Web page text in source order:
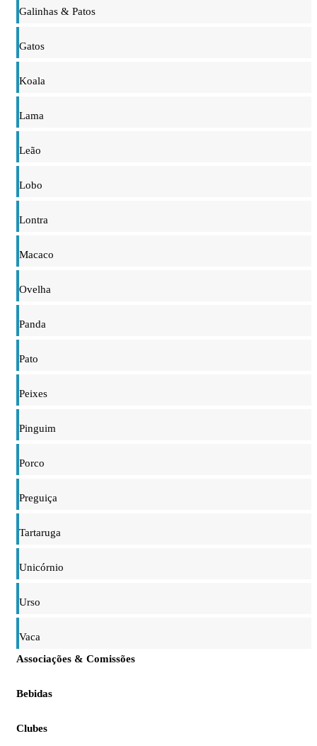
Galinhas & Patos
Gatos
Koala
Lama
Leão
Lobo
Lontra
Macaco
Ovelha
Panda
Pato
Peixes
Pinguim
Porco
Preguiça
Tartaruga
Unicórnio
Urso
Vaca
Associações & Comissões
Bebidas
Clubes